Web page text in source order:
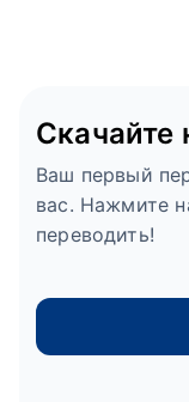
Скачайте
Ваш первый
вас. Нажмите
переводить!